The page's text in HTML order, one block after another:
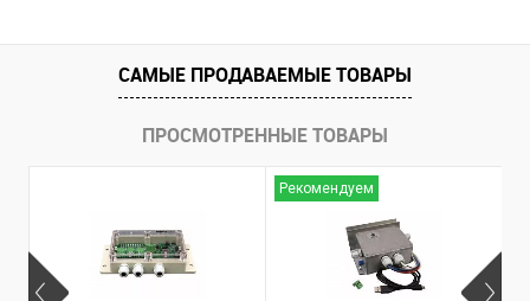
САМЫЕ ПРОДАВАЕМЫЕ ТОВАРЫ
ПРОСМОТРЕННЫЕ ТОВАРЫ
Рекомендуем